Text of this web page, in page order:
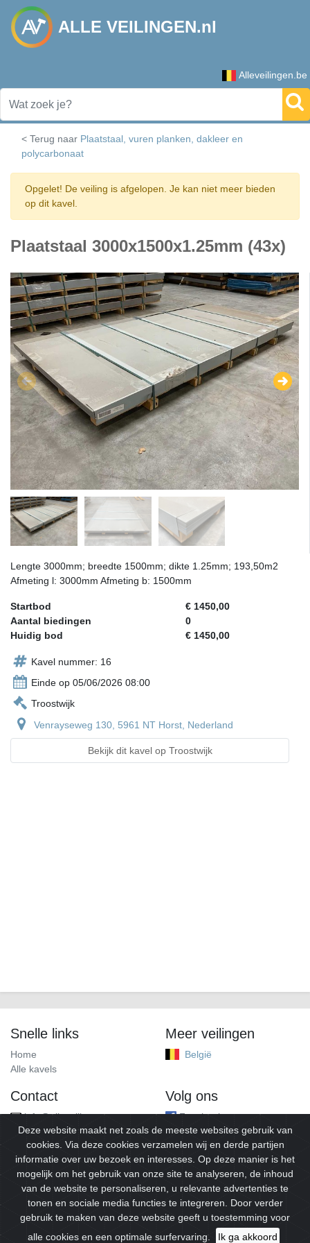
ALLE VEILINGEN.nl
Alleveilingen.be
< Terug naar Plaatstaal, vuren planken, dakleer en
polycarbonaat
Opgelet! De veiling is afgelopen. Je kan niet meer bieden
op dit kavel.
Plaatstaal 3000x1500x1.25mm (43x)
Lengte 3000mm; breedte 1500mm; dikte 1.25mm; 193,50m2
Afmeting l: 3000mm Afmeting b: 1500mm
Startbod
€ 1450,00
Aantal biedingen
0
Huidig bod
€ 1450,00
Kavel nummer: 16
Einde op 05/06/2026 08:00
Troostwijk
Venrayseweg 130, 5961 NT Horst, Nederland
Bekijk dit kavel op Troostwijk
Snelle links
Home
Alle kavels
Meer veilingen
België
Contact
info@alleveilingen.net
Volg ons
Facebook
© 2026Alleveilingen.Alle rechten voorbehouden.
Deze website maakt net zoals de meeste websites gebruik van
cookies. Via deze cookies verzamelen wij en derde partijen
informatie over uw bezoek en interesses. Op deze manier is het
mogelijk om het gebruik van onze site te analyseren, de inhoud
van de website te personaliseren, u relevante advertenties te
tonen en sociale media functies te integreren. Door verder
gebruik te maken van deze website geeft u toestemming voor
alle cookies en een optimale surfervaring.
Ik ga akkoord